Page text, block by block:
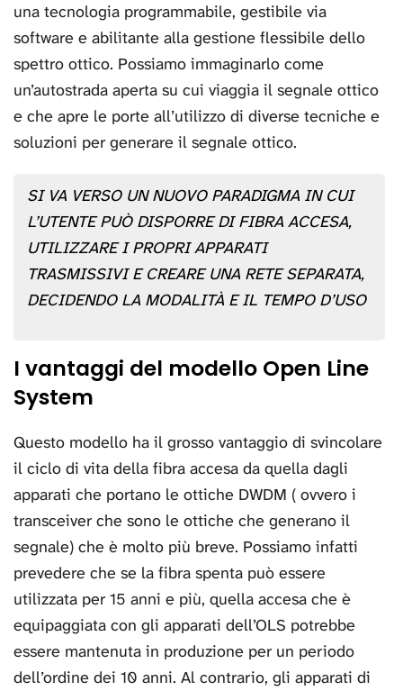
una tecnologia programmabile, gestibile via
software e abilitante alla gestione flessibile dello
spettro ottico. Possiamo immaginarlo come
un’autostrada aperta su cui viaggia il segnale ottico
e che apre le porte all’utilizzo di diverse tecniche e
soluzioni per generare il segnale ottico.
SI VA VERSO UN NUOVO PARADIGMA IN CUI
L’UTENTE PUÒ DISPORRE DI FIBRA ACCESA,
UTILIZZARE I PROPRI APPARATI
TRASMISSIVI E CREARE UNA RETE SEPARATA,
DECIDENDO LA MODALITÀ E IL TEMPO D’USO
I vantaggi del modello Open Line
System
Questo modello ha il grosso vantaggio di svincolare
il ciclo di vita della fibra accesa da quella dagli
apparati che portano le ottiche DWDM ( ovvero i
transceiver che sono le ottiche che generano il
segnale) che è molto più breve. Possiamo infatti
prevedere che se la fibra spenta può essere
utilizzata per 15 anni e più, quella accesa che è
equipaggiata con gli apparati dell’OLS potrebbe
essere mantenuta in produzione per un periodo
dell’ordine dei 10 anni. Al contrario, gli apparati di